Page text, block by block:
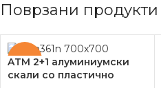
Поврзани продукти
-14%
ATM 2+1 алуминиумски
скали со пластично